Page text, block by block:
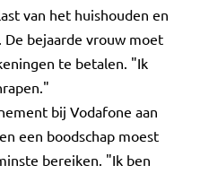
van het huishouden en
bejaarde vrouw moet
te betalen. "Ik
bij Vodafone aan
een boodschap moest
bereiken. "Ik ben